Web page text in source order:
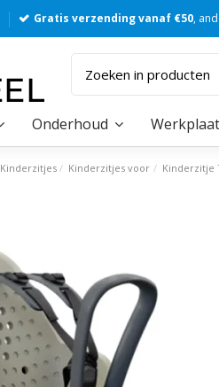
Gratis verzending vanaf €50,
Onderhoud
Kinderzitjes Kinderzitjes voor Kinderzitje